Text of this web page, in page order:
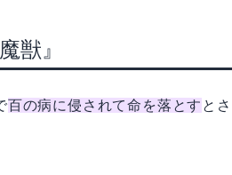
獣』
百の病に侵されて命を落とす とさ